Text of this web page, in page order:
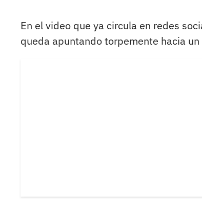
En el video que ya circula en redes
queda apuntando torpemente hacia un